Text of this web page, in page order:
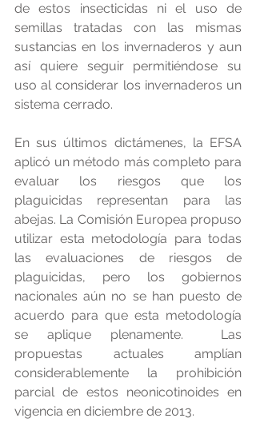
de estos insecticidas ni el uso de
semillas tratadas con las mismas
sustancias en los invernaderos y aun
así quiere seguir permitiéndose su
uso al considerar los invernaderos un
sistema cerrado.
En sus últimos dictámenes, la EFSA
aplicó un método más completo para
evaluar los riesgos que los
plaguicidas representan para las
abejas. La Comisión Europea propuso
utilizar esta metodología para todas
las evaluaciones de riesgos de
plaguicidas, pero los gobiernos
nacionales aún no se han puesto de
acuerdo para que esta metodología
se aplique plenamente.  Las
propuestas actuales amplían
considerablemente la prohibición
parcial de estos neonicotinoides en
vigencia en diciembre de 2013.